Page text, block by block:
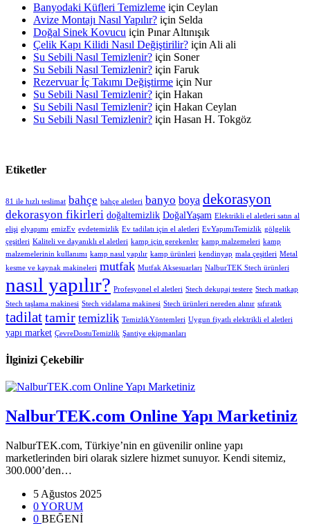
Banyodaki Küfleri Temizleme için Ceylan
Avize Montajı Nasıl Yapılır? için Selda
Doğal Sinek Kovucu için Pınar Altınışık
Çelik Kapı Kilidi Nasıl Değiştirilir? için Ali ali
Su Sebili Nasıl Temizlenir? için Soner
Su Sebili Nasıl Temizlenir? için Faruk
Rezervuar İç Takımı Değiştirme için Nur
Su Sebili Nasıl Temizlenir? için Hakan
Su Sebili Nasıl Temizlenir? için Hakan Ceylan
Su Sebili Nasıl Temizlenir? için Hasan H. Tokgöz
Etiketler
81 ile hızlı teslimat bahçe bahçe aletleri banyo boya dekorasyon
dekorasyon fikirleri doğaltemizlik DoğalYaşam Elektrikli el aletleri satın al
elişi elyapımı emizEv evdetemizlik Ev tadilatı için el aletleri EvYapımıTemizlik gölgelik
çeşitleri Kaliteli ve dayanıklı el aletleri kamp için gerekenler kamp malzemeleri kamp
malzemelerinin kullanımı kamp nasıl yapılır kamp ürünleri kendinyap mala çeşitleri Metal
kesme ve kaynak makineleri mutfak Mutfak Aksesuarları NalburTEK Stech ürünleri
nasıl yapılır? Profesyonel el aletleri Stech dekupaj testere Stech matkap
Stech taşlama makinesi Stech vidalama makinesi Stech ürünleri nereden alınır sıfıratık
tadilattamir temizlik TemizlikYöntemleri Uygun fiyatlı elektrikli el aletleri
yapı market ÇevreDostuTemizlik Şantiye ekipmanları
İlginizi Çekebilir
NalburTEK.com Online Yapı Marketiniz
NalburTEK.com, Türkiye’nin en güvenilir online yapı
marketlerinden biri olarak sizlere hizmet sunuyor. Kendi sitemiz,
300.000’den…
5 Ağustos 2025
0 YORUM
0 BEĞENİ